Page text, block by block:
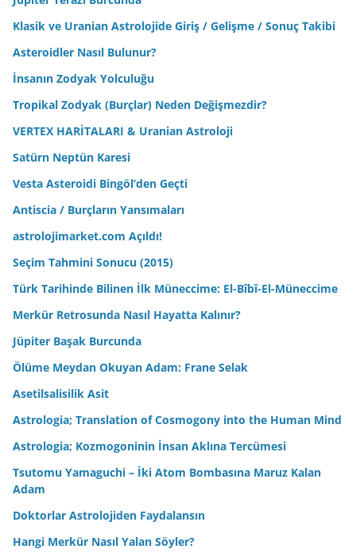
Klasik ve Uranian Astrolojide Giriş / Gelişme / Sonuç Takibi
Asteroidler Nasıl Bulunur?
İnsanın Zodyak Yolculuğu
Tropikal Zodyak (Burçlar) Neden Değişmezdir?
VERTEX HARİTALARI & Uranian Astroloji
Satürn Neptün Karesi
Vesta Asteroidi Bingöl’den Geçti
Antiscia / Burçların Yansımaları
astrolojimarket.com Açıldı!
Seçim Tahmini Sonucu (2015)
Türk Tarihinde Bilinen İlk Müneccime: El-Bîbî-El-Müneccime
Merkür Retrosunda Nasıl Hayatta Kalınır?
Jüpiter Başak Burcunda
Ölüme Meydan Okuyan Adam: Frane Selak
Asetilsalisilik Asit
Astrologia; Translation of Cosmogony into the Human Mind
Astrologia; Kozmogoninin İnsan Aklına Tercümesi
Tsutomu Yamaguchi – İki Atom Bombasına Maruz Kalan
Adam
Doktorlar Astrolojiden Faydalansın
Hangi Merkür Nasıl Yalan Söyler?